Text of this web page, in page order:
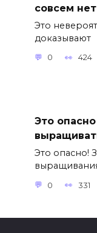
совсем
Это
доказывают
0 424
Это
Это опасно!
0 331